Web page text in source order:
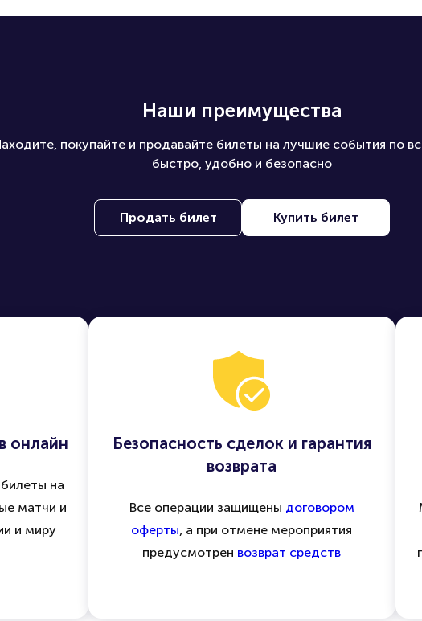
Наши преимущества
покупайте и продавайте билеты на лучшие события по
быстро, удобно и безопасно
Продать билет Купить билет
онлайн
на
матчи и
и миру
Безопасность сделок и гарантия
возврата
Все операции защищены договором
оферты, а при отмене мероприятия
предусмотрен возврат средств